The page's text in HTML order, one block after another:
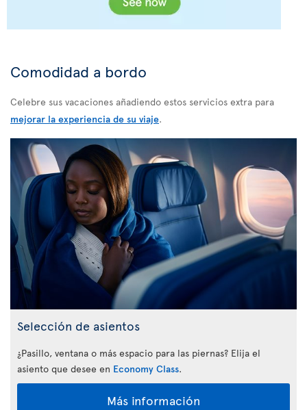
Comodidad a bordo
Celebre sus vacaciones añadiendo estos servicios extra para
mejorar la experiencia de su viaje.
Selección de asientos
¿Pasillo, ventana o más espacio para las piernas? Elija el
asiento que desee en Economy Class.
Más información